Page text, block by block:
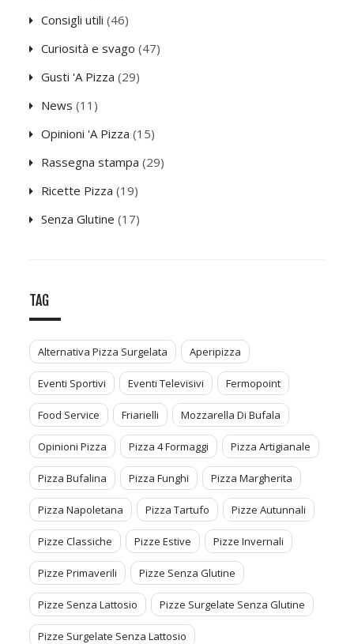
Consigli utili (46)
Curiosità e svago (47)
Gusti 'A Pizza (29)
News (11)
Opinioni 'A Pizza (15)
Rassegna stampa (29)
Ricette Pizza (19)
Senza Glutine (17)
TAG
Alternativa Pizza Surgelata Aperipizza
Eventi Sportivi Eventi Televisivi Fermopoint
Food Service Friarielli Mozzarella Di Bufala
Opinioni Pizza Pizza 4 Formaggi Pizza Artigianale
Pizza Bufalina Pizza Funghi Pizza Margherita
Pizza Napoletana Pizza Tartufo Pizze Autunnali
Pizze Classiche Pizze Estive Pizze Invernali
Pizze Primaverili Pizze Senza Glutine
Pizze Senza Lattosio Pizze Surgelate Senza Glutine
Pizze Surgelate Senza Lattosio